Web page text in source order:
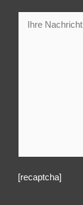
[recaptcha]